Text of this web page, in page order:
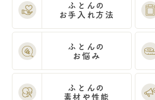
ふとんの
お手入れ方法
ふとんの
お悩み
ふとんの
素材や性能